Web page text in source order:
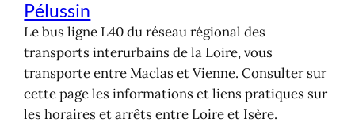
Pélussin
Le bus ligne L40 du réseau régional des
transports interurbains de la Loire, vous
transporte entre Maclas et Vienne. Consulter sur
cette page les informations et liens pratiques sur
les horaires et arrêts entre Loire et Isère.